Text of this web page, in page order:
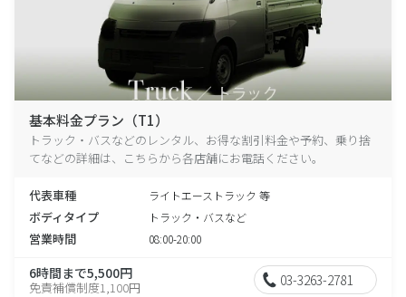
基本料金プラン（T1）
トラック・バスなどのレンタル、お得な割引料金や予約、乗り捨
てなどの詳細は、こちらから各店舗にお電話ください。
代表車種 ライトエーストラック 等
ボディタイプ トラック・バスなど
営業時間 08:00-20:00
6時間まで5,500円
免責補償制度1,100円 03-3263-2781